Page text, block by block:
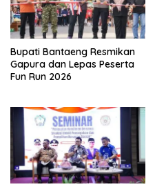
Bupati Bantaeng Resmikan
Gapura dan Lepas Peserta
Fun Run 2026